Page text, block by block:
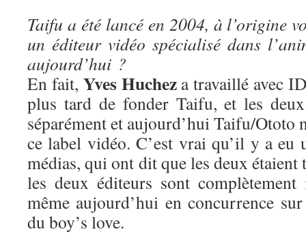
Taifu a été lancé en 2004, à l’origine
un éditeur vidéo spécialisé dans
aujourd’hui ?
En fait, Yves Hucheza travaillé avec
plus tard de fonder Taifu, et les
séparément et aujourd’hui Taifu/Ototo
ce label vidéo. C’est vrai qu’il y a eu
médias, qui ont dit que les deux
les deux éditeurs sont
même aujourd’hui en concurrence
du boy’s love.